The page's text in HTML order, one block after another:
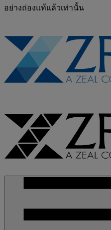
อย่างถ่องแท้แล้วเท่านั้น